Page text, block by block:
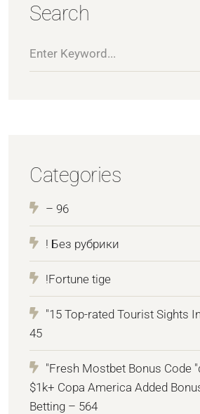
Search
Categories
– 96
! Без рубрики
!Fortune tige
"15 Top-rated Tourist Sights
45
"Fresh Mostbet Bonus Code
$1k+ Copa America Added
Betting – 564